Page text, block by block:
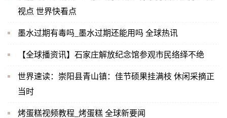
视点 世界快看点
墨水过期有毒吗_墨水过期还能用吗 全球热讯
【全球播资讯】石家庄解放纪念馆参观市民络绎不绝
世界速读：崇阳县青山镇：佳节硕果挂满枝 休闲采摘正
当时
烤蛋糕视频教程_烤蛋糕 全球新要闻